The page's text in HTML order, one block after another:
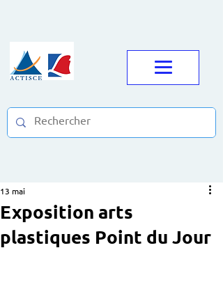
Exposition arts
plastiques Point du Jour
13 mai